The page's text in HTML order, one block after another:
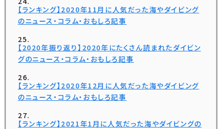
【ランキング】2020年11月に人気だった海やダイビング
のニュース・コラム・おもしろ記事
【2020年振り返り】2020年にたくさん読まれたダイビン
グのニュース・コラム・おもしろ記事
【ランキング】2020年12月に人気だった海やダイビング
のニュース・コラム・おもしろ記事
【ランキング】2021年1月に人気だった海やダイビングの